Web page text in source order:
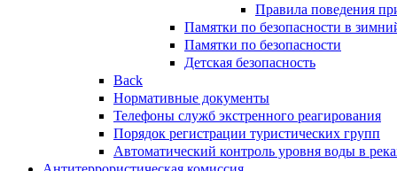
Правила поведения
Памятки по безопасности в
Памятки по безопасности
Детская безопасность
Back
Нормативные документы
Телефоны служб экстренного реагирования
Порядок регистрации туристических групп
Автоматический контроль уровня воды в